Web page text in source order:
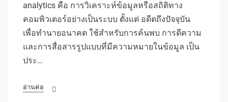
analytics คือ การวิเคราะห์ข้อมูลหรือสถิติทาง
คอมพิวเตอร์อย่างเป็นระบบ ตั้งแต่ อดีตถึงปัจจุบัน
เพื่อทำนายอนาคต ใช้สำหรับการค้นพบ การตีความ
และการสื่อสารรูปแบบที่มีความหมายในข้อมูล เป็น
ประ…
อ่านต่อ